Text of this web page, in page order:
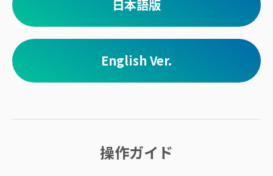
日本語版
English Ver.
操作ガイド